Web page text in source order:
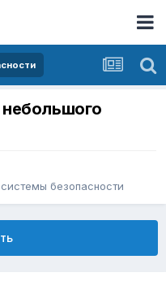
безопасности